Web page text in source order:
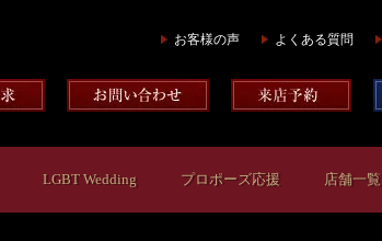
お客様の声 よくある質問
LGBT Wedding プロポーズ応援 店舗一覧